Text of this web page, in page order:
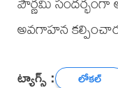
అవగాహన
ట్యాగ్స్ : లోకల్